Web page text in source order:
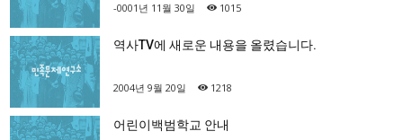
-0001년 11월 30일 1015
역사TV에 새로운 내용을 올렸습니다.
2004년 9월 20일 1218
어린이백범학교 안내